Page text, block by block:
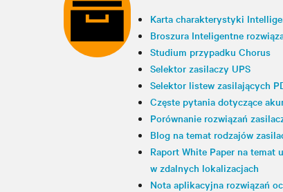
Karta charakterystyki
Broszura Inteligentne
Studium przypadku Chorus
Selektor zasilaczy UPS
Selektor listew zasilających
Częste pytania dotyczące
Porównanie rozwiązań
Blog na temat rodzajów
Raport White Paper na temat
w zdalnych lokalizacjach
Nota aplikacyjna rozwiązań